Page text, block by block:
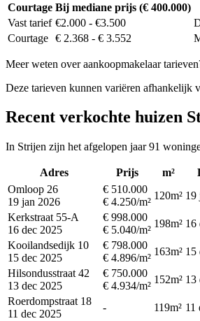
Courtage Bij mediane prijs (€ 400.000)
Vast tarief €2.000 - €3.500
Courtage € 2.368 - € 3.552
Meer weten over aankoopmakelaar
Deze tarieven kunnen variëren afhankelijk
Recent verkochte huizen
In Strijen zijn het afgelopen jaar 91
Adres Prijs m²
Omloop 26
19 jan 2026
€ 510.000
€ 4.250/m²
120m² 19
Kerkstraat 55-A
16 dec 2025
€ 998.000
€ 5.040/m²
198m² 16
Kooilandsedijk 10
15 dec 2025
€ 798.000
€ 4.896/m²
163m² 15
Hilsondusstraat 42
13 dec 2025
€ 750.000
€ 4.934/m²
152m² 13
Roerdompstraat 18
11 dec 2025
- 119m² 11